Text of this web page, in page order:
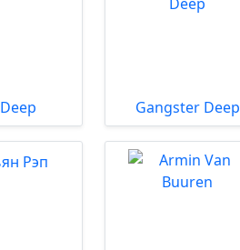
Gangster Deep